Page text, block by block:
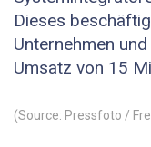
Dieses
Unternehmen
Umsatz von 15
(Source: Pressfoto /